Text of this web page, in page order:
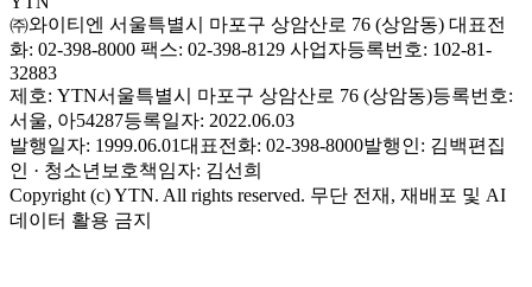
㈜와이티엔 서울특별시 마포구 상암산로 76 (상암동) 대표전
화: 02-398-8000 팩스: 02-398-8129 사업자등록번호: 102-81-
32883
제호: YTN서울특별시 마포구 상암산로 76 (상암동)등록번호:
서울, 아54287등록일자: 2022.06.03
발행일자: 1999.06.01대표전화: 02-398-8000발행인: 김백편집
인 · 청소년보호책임자: 김선희
Copyright (c) YTN. All rights reserved. 무단 전재, 재배포 및 AI
데이터 활용 금지